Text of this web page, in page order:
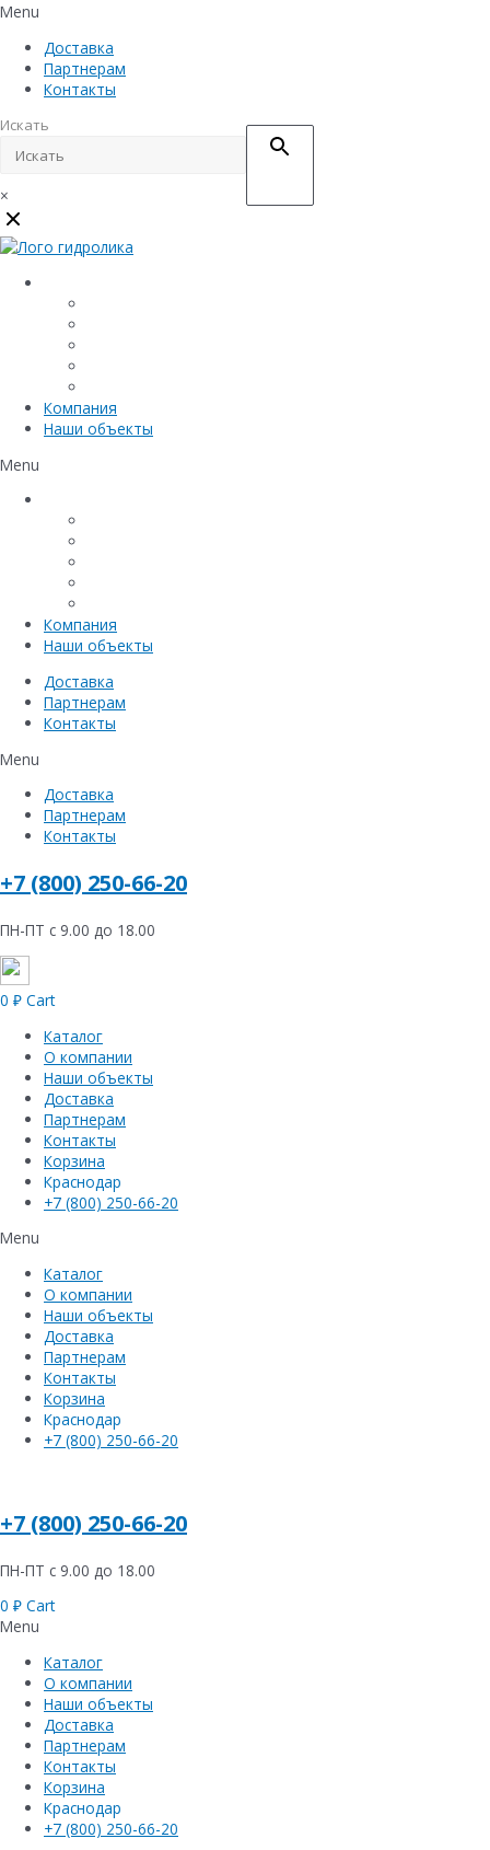
Menu
Доставка
Партнерам
Контакты
Искать
×
Компания
Наши объекты
Menu
Компания
Наши объекты
Доставка
Партнерам
Контакты
Menu
Доставка
Партнерам
Контакты
+7 (800) 250-66-20
ПН-ПТ с 9.00 до 18.00
0 ₽ Cart
Каталог
О компании
Наши объекты
Доставка
Партнерам
Контакты
Корзина
Краснодар
+7 (800) 250-66-20
Menu
Каталог
О компании
Наши объекты
Доставка
Партнерам
Контакты
Корзина
Краснодар
+7 (800) 250-66-20
+7 (800) 250-66-20
ПН-ПТ с 9.00 до 18.00
0 ₽ Cart
Menu
Каталог
О компании
Наши объекты
Доставка
Партнерам
Контакты
Корзина
Краснодар
+7 (800) 250-66-20